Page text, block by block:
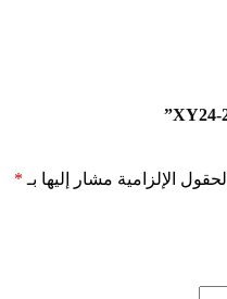
الحقول الإلزامية مشار إليها بـ *